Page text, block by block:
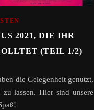
2021, DIE IHR
(TEIL 1/2)
die Gelegenheit genutzt,
zu lassen. Hier sind unsere